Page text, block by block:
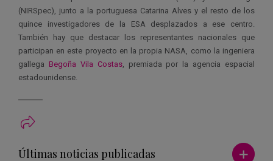
(NIRSpec), junto a la portuguesa Catarina Alves y el resto de los
quince investigadores de la ESA desplazados a ese centro.
También hay que destacar los representantes nacionales que
participan en este proyecto en la propia NASA, como la ingeniera
gallega Begoña Vila Costas, premiada por la agencia espacial
estadounidense.
Últimas noticias publicadas Ver más